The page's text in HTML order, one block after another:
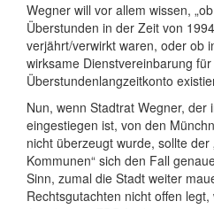
Wegner will vor allem wissen,
Überstunden in der Zeit von
verjährt/verwirkt waren, oder ob
wirksame Dienstvereinbarung für
Überstundenlangzeitkonto
Nun, wenn Stadtrat Wegner, der
eingestiegen ist, von den
nicht überzeugt wurde, sollte der
Kommunen“ sich den Fall
Sinn, zumal die Stadt weiter
Rechtsgutachten nicht offen